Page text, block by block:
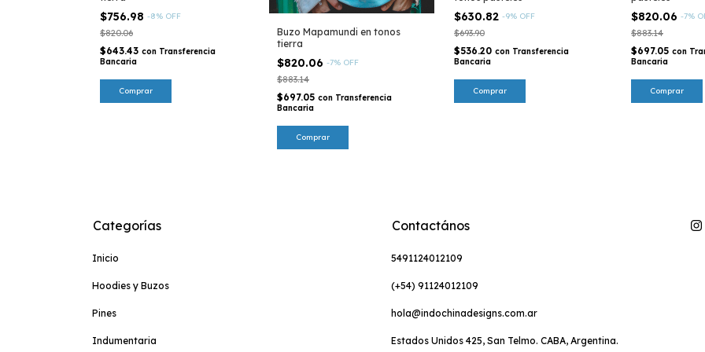
$756.98 -8% OFF
$820.06
$643.43 con Transferencia
Bancaria
Comprar
Buzo Mapamundi en tonos
tierra
$820.06 -7% OFF
$883.14
$697.05 con Transferencia
Bancaria
Comprar
$630.82 -9% OFF
$693.90
$536.20 con Transferencia
Bancaria
Comprar
$820.06 -7%
$883.14
$697.05 con
Bancaria
Comprar
Categorías
Inicio
Hoodies y Buzos
Pines
Indumentaria
Contactános
5491124012109
(+54) 91124012109
hola@indochinadesigns.com.ar
Estados Unidos 425, San Telmo. CABA, Argentina.